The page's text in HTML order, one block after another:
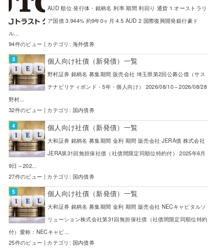
AUD 順位 発行体・銘柄名 利率 期間 利回り 通貨 1 オーストラリ
ア国債 3.944% 約9年0ヶ月 4.5 AUD 2 国際復興開発銀行豪ド
ル...
94件のビュー | カテゴリ: 海外債券
個人向け社債（新発債）一覧
野村証券 銘柄名 募集期間 販売会社 埼玉県第2回公募公債（サス
テナビリティボンド・5年・個人向け） 2026/08/10～2026/08/28
野村...
32件のビュー | カテゴリ: 国内債券
個人向け社債（新発債）一覧
大和証券 銘柄名 募集期間 金利 期間 販売会社 JERA債 株式会社
JERA第31回無担保社債（社債間限定同順位特約付） 2025年6月
9日～202...
27件のビュー | カテゴリ: 国内債券
個人向け社債（新発債）一覧
大和証券 銘柄名 募集期間 金利 期間 販売会社 NECキャピタルソ
リューション株式会社第31回無担保社債（社債間限定同順位特約
付）愛称：NECキャピ...
25件のビュー | カテゴリ: 国内債券